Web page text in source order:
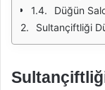
Düğün
Sultançiftliği